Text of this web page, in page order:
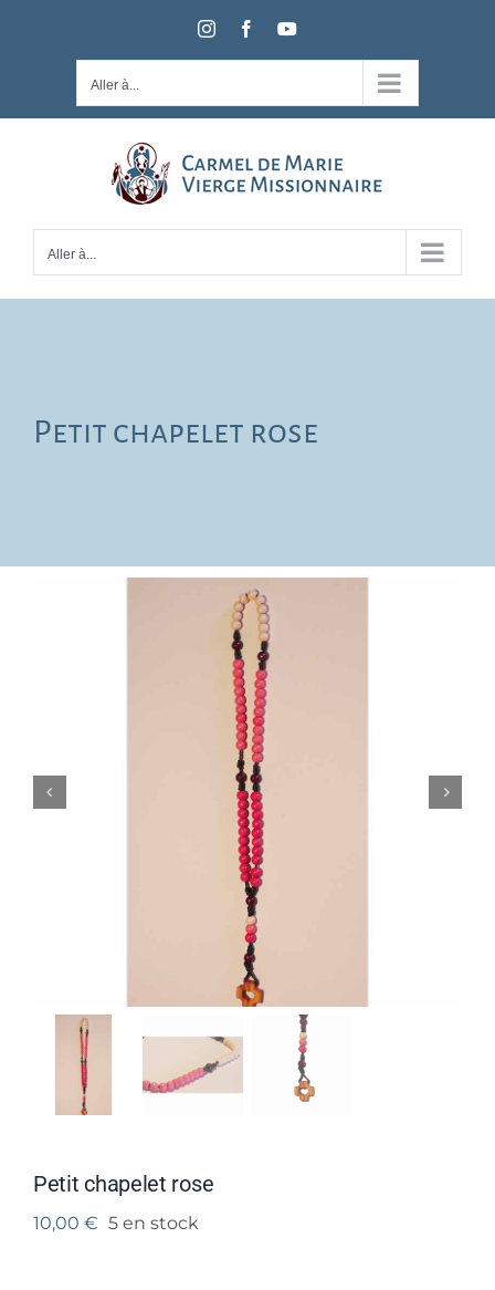
InstagramFacebookYouTube
Aller à...
Aller à...
Petit chapelet rose
Petit chapelet rose
10,00 € 5 en stock